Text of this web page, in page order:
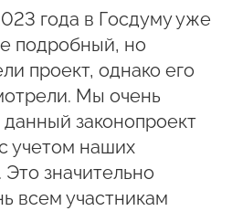
года в Госдуму уже
подробный, но
проект, однако его
Мы очень
законопроект
учетом наших
значительно
всем участникам